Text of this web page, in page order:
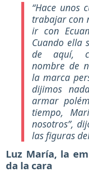
“Hace unos
trabajar con
ir con
Cuando ella
de aquí,
nombre de
la marca
dijimos
armar
tiempo,
nosotros”,
las figuras
Luz María, la
da la cara